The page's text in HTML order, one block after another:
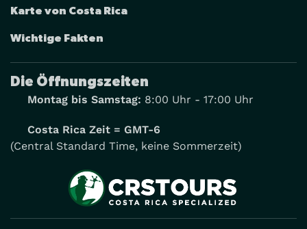
Karte von Costa Rica
Wichtige Fakten
Die Öffnungszeiten
Montag bis Samstag: 8:00 Uhr - 17:00 Uhr
Costa Rica Zeit = GMT-6
(Central Standard Time, keine Sommerzeit)